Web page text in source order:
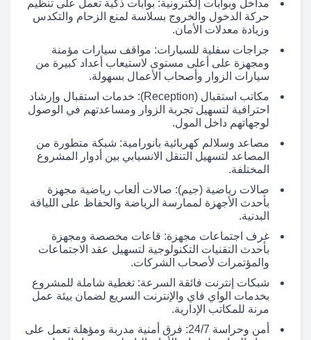
مداخل وبوابات إلكترونية: بوابات ذكية تعمل على تنظيم
حركة الدخول والخروج بسلاسة لمنع الزحام والتكدس
وزيادة معدلات الأمان.
جراجات سفلية للسيارات: مواقف سيارات مؤمنة
ومجهزة على أعلى مستوى لاستيعاب أعداد كبيرة من
سيارات الزوار وأصحاب الأعمال بسهولة.
مكاتب استقبال (Reception): خدمات استقبال وإرشاد
احترافية لتسهيل تجربة الزوار ومساعدتهم في الوصول
لوجهاتهم داخل المول.
مصاعد وسلالم كهربائية بانورامية: شبكة متطورة من
المصاعد لتسهيل التنقل الانسيابي بين أدوار المشروع
المختلفة.
صالات رياضية (جيم): صالات ألعاب رياضية مجهزة
بأحدث الأجهزة لممارسة الرياضة والحفاظ على اللياقة
البدنية.
غرف اجتماعات مجهزة: قاعات مخصصة ومجهزة
بأحدث التقنيات التكنولوجية لتسهيل عقد الاجتماعات
والمؤتمرات لأصحاب الشركات.
شبكات إنترنت فائقة السرعة: تغطية شاملة للمشروع
بخدمات الواي فاي والإنترنت السريع لضمان بيئة عمل
مرنة للمكاتب الإدارية.
أمن وحراسة 24/7: فرق أمنية مدربة ومؤهلة تعمل على